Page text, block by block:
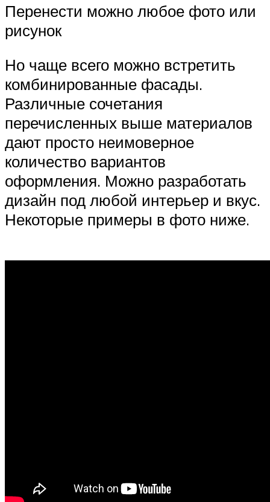
Перенести можно любое фото или
рисунок
Но чаще всего можно встретить
комбинированные фасады.
Различные сочетания
перечисленных выше материалов
дают просто неимоверное
количество вариантов
оформления. Можно разработать
дизайн под любой интерьер и вкус.
Некоторые примеры в фото ниже.